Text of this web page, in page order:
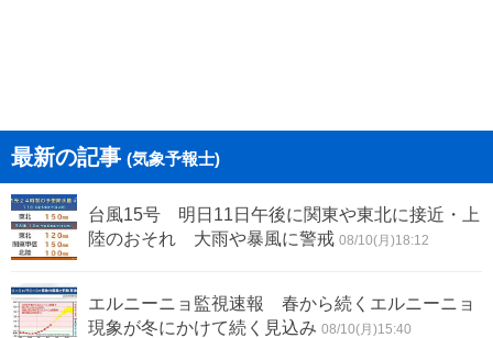
最新の記事 (気象予報士)
台風15号 明日11日午後に関東や東北に接近・上
陸のおそれ 大雨や暴風に警戒 08/10(月)18:12
エルニーニョ監視速報 春から続くエルニーニョ
現象が冬にかけて続く見込み 08/10(月)15:40